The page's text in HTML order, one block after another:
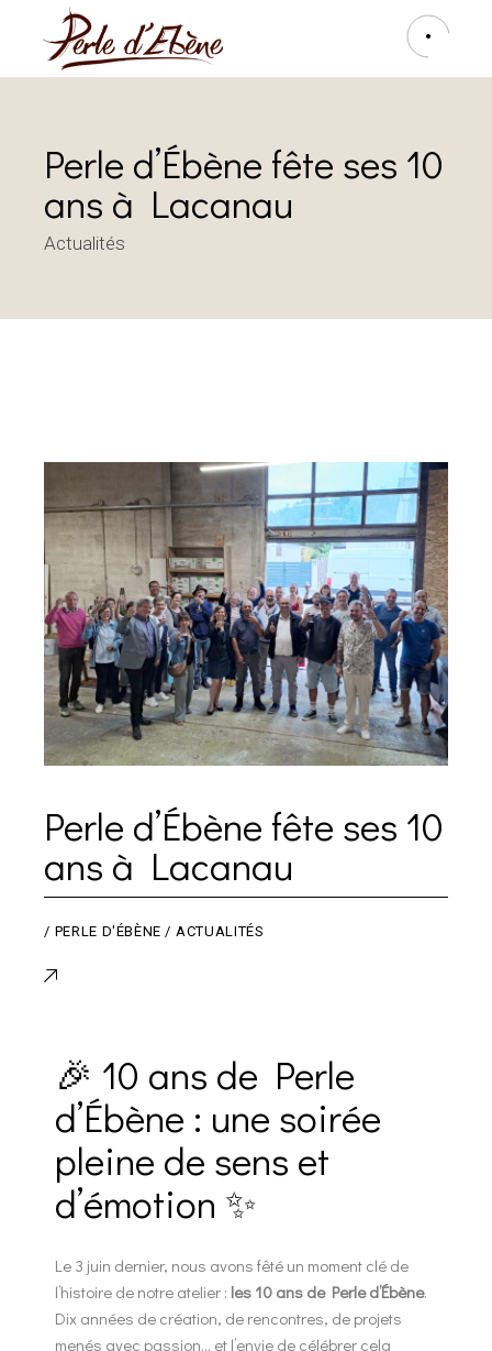
Perle d’Ébène fête ses 10
ans à Lacanau
Actualités
Perle d’Ébène fête ses 10
ans à Lacanau
/ PERLE D'ÉBÈNE ACTUALITÉS
🎉 10 ans de Perle
d’Ébène : une soirée
pleine de sens et
d’émotion ✨
Le 3 juin dernier, nous avons fêté un moment clé de
l’histoire de notre atelier : les 10 ans de Perle d’Ébène.
Dix années de création, de rencontres, de projets
menés avec passion… et l’envie de célébrer cela